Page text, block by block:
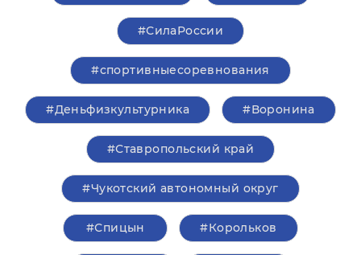
#СилаРоссии
#спортивныесоревнования
#Деньфизкультурника #Воронина
#Ставропольский край
#Чукотский автономный округ
#Спицын #Корольков